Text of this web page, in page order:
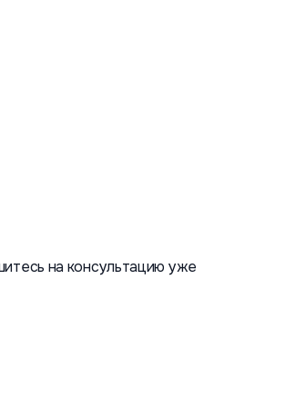
на консультацию уже